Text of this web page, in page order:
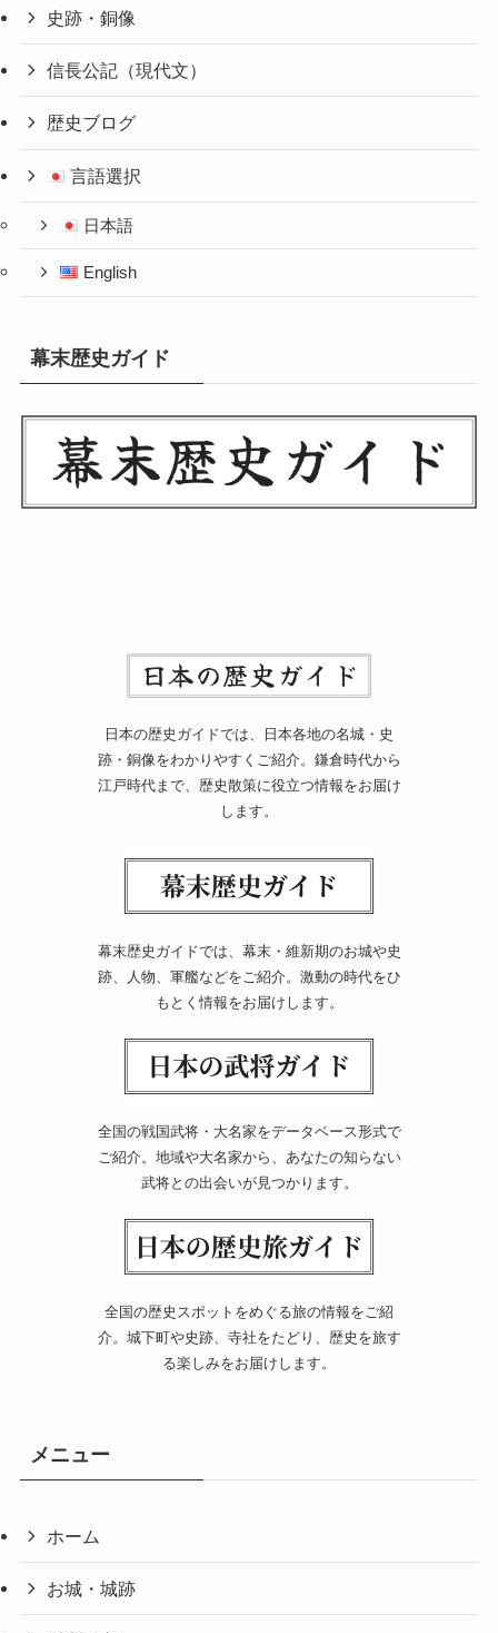
史跡・銅像
信長公記（現代文）
歴史ブログ
言語選択
日本語
English
幕末歴史ガイド
日本の歴史ガイドでは、日本各地の名城・史
跡・銅像をわかりやすくご紹介。鎌倉時代から
江戸時代まで、歴史散策に役立つ情報をお届け
します。
幕末歴史ガイドでは、幕末・維新期のお城や史
跡、人物、軍艦などをご紹介。激動の時代をひ
もとく情報をお届けします。
全国の戦国武将・大名家をデータベース形式で
ご紹介。地域や大名家から、あなたの知らない
武将との出会いが見つかります。
全国の歴史スポットをめぐる旅の情報をご紹
介。城下町や史跡、寺社をたどり、歴史を旅す
る楽しみをお届けします。
メニュー
ホーム
お城・城跡